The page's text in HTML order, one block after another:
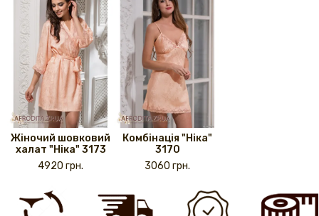
Жіночий шовковий
халат "Ніка" 3173
4920 грн.
Комбінація "Ніка"
3170
3060 грн.